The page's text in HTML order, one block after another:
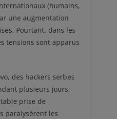
(humains,
une augmentation
Pourtant, dans les
tensions sont apparus
des hackers serbes
plusieurs jours,
prise de
paralysèrent les